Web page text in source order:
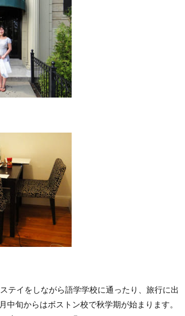
テイをしながら語学学校に通ったり、旅行に出
旬からはボストン校で秋学期が始まります。